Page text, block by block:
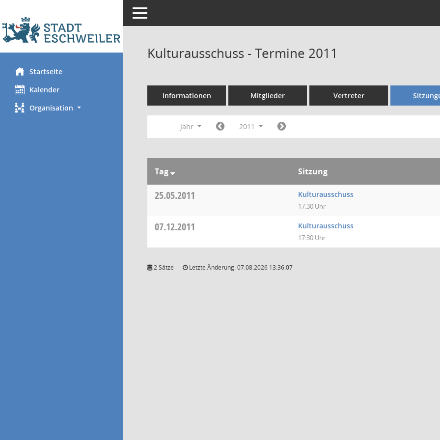
Startseite
Kalender
Organisation
Toggle navigation
Kulturausschuss - Termine 2011
Informationen Mitglieder Vertreter
Jahr 2011
Tag Sitzung
25.05.2011 Kulturausschuss
17:30 Uhr
07.12.2011 Kulturausschuss
17:30 Uhr
2 Sätze Letzte Änderung: 07.08.2026 13:36:07